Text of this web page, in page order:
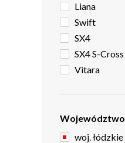
Liana
Swift
SX4
SX4 S-Cross
Vitara
Województwo
woj. łódzkie